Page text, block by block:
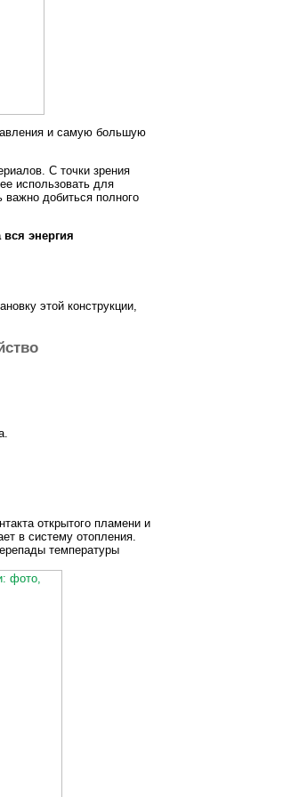
и самую большую
С точки зрения
использовать для
важно добиться полного
вся энергия
этой конструкции,
открытого пламени и
в систему отопления.
температуры